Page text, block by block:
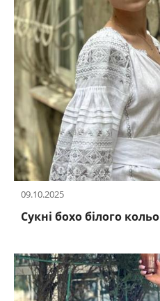
09.10.2025
Сукні бохо білого